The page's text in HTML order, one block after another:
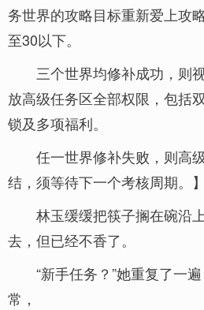
务世界的攻略目标重新爱上攻
至30以下。
三个世界均修补成功，则
放高级任务区全部权限，包括
锁及多项福利。
任一世界修补失败，则高
结，须等待下一个考核周期。】
林玉缓缓把筷子搁在碗沿
去，但已经不香了。
“新手任务？”她重复了一
常，